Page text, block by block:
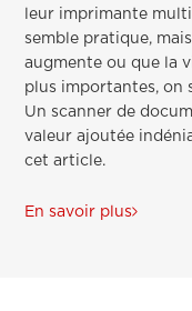
leur imprimante
semble pratique,
augmente ou que la
plus importantes, on
Un scanner de
valeur ajoutée
cet article.
En savoir plus